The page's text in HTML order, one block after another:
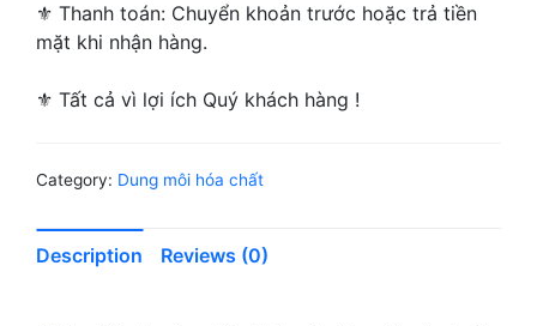
⚜ Thanh toán: Chuyển khoản trước hoặc trả tiền
mặt khi nhận hàng.
⚜ Tất cả vì lợi ích Quý khách hàng !
Category: Dung môi hóa chất
Description Reviews (0)